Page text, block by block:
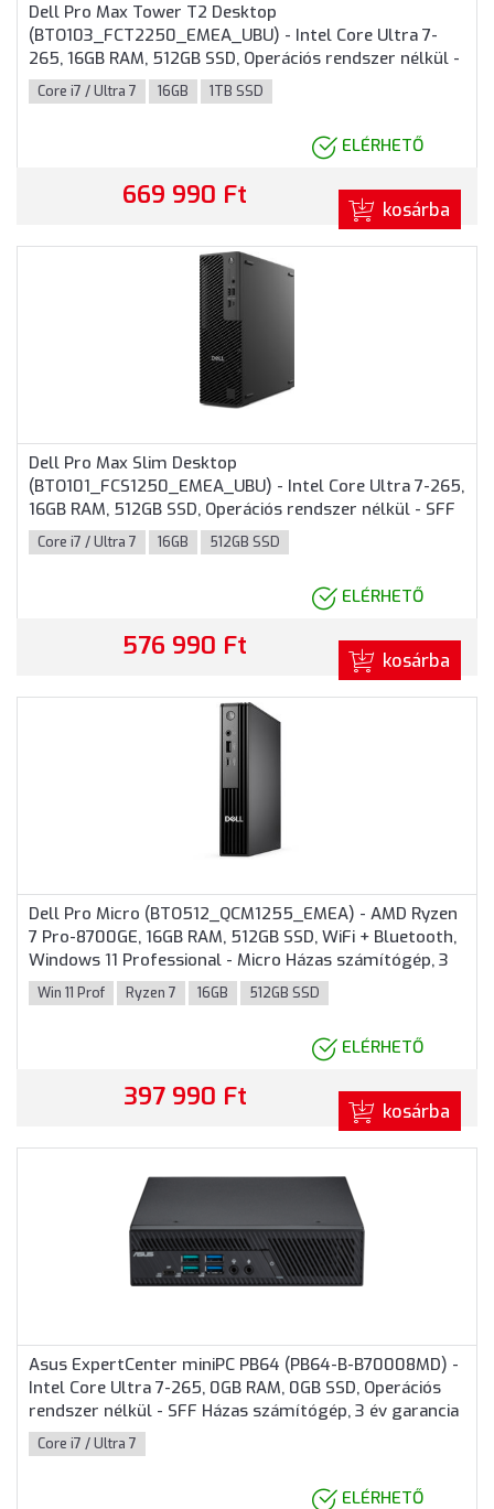
Dell Pro Max Tower T2 Desktop
(BTO103_FCT2250_EMEA_UBU) - Intel Core Ultra 7-
265, 16GB RAM, 512GB SSD, Operációs rendszer nélkül -
Torony Házas számítógép 3 év garanciával
Core i7 / Ultra 7 16GB 1TB SSD
ELÉRHETŐ
669 990 Ft kosárba
Dell Pro Max Slim Desktop
(BTO101_FCS1250_EMEA_UBU) - Intel Core Ultra 7-265,
16GB RAM, 512GB SSD, Operációs rendszer nélkül - SFF
Házas számítógép 3 év garanciával
Core i7 / Ultra 7 16GB 512GB SSD
ELÉRHETŐ
576 990 Ft kosárba
Dell Pro Micro (BTO512_QCM1255_EMEA) - AMD Ryzen
7 Pro-8700GE, 16GB RAM, 512GB SSD, WiFi + Bluetooth,
Windows 11 Professional - Micro Házas számítógép, 3
év helyszíni garancia
Win 11 Prof Ryzen 7 16GB 512GB SSD
ELÉRHETŐ
397 990 Ft kosárba
Asus ExpertCenter miniPC PB64 (PB64-B-B70008MD) -
Intel Core Ultra 7-265, 0GB RAM, 0GB SSD, Operációs
rendszer nélkül - SFF Házas számítógép, 3 év garancia
Core i7 / Ultra 7
ELÉRHETŐ